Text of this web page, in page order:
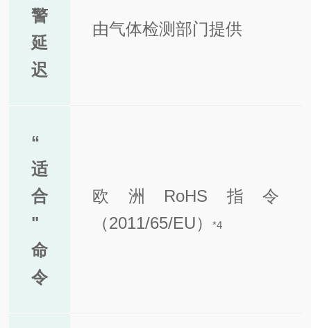
警
延
迟
由气体检测部门提供
“
适
合
"
命
令
欧洲RoHS指令
（2011/65/EU）*4